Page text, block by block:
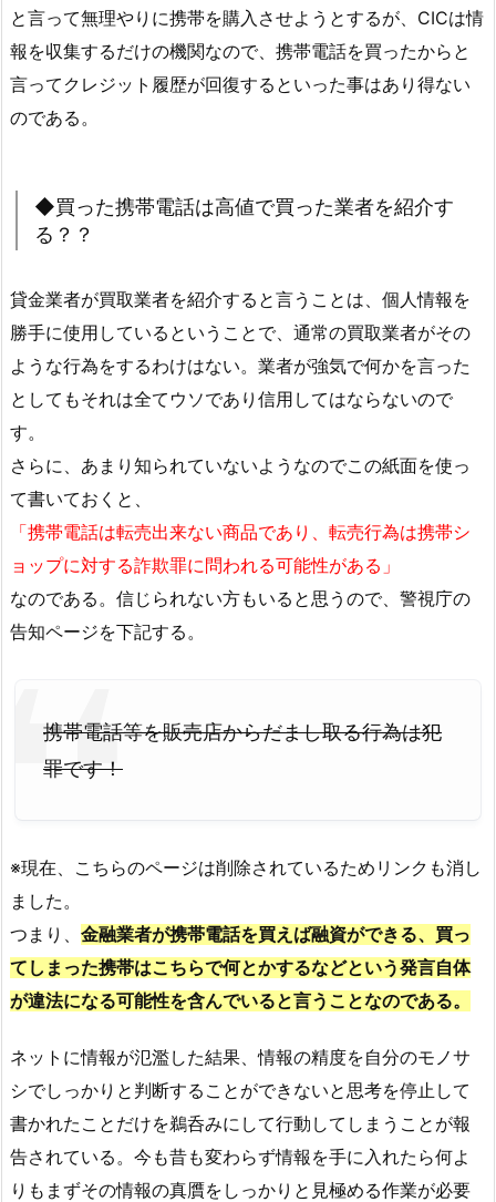
と言って無理やりに携帯を購入させようとするが、CICは情
報を収集するだけの機関なので、携帯電話を買ったからと
言ってクレジット履歴が回復するといった事はあり得ない
のである。
◆買った携帯電話は高値で買った業者を紹介す
る？？
貸金業者が買取業者を紹介すると言うことは、個人情報を
勝手に使用しているということで、通常の買取業者がその
ような行為をするわけはない。業者が強気で何かを言った
としてもそれは全てウソであり信用してはならないので
す。
さらに、あまり知られていないようなのでこの紙面を使っ
て書いておくと、
「携帯電話は転売出来ない商品であり、転売行為は携帯シ
ョップに対する詐欺罪に問われる可能性がある」
なのである。信じられない方もいると思うので、警視庁の
告知ページを下記する。
携帯電話等を販売店からだまし取る行為は犯
罪です！
※現在、こちらのページは削除されているためリンクも消し
ました。
つまり、 金融業者が携帯電話を買えば融資ができる、買っ
てしまった携帯はこちらで何とかするなどという発言自体
が違法になる可能性を含んでいると言うことなのである。
ネットに情報が氾濫した結果、情報の精度を自分のモノサ
シでしっかりと判断することができないと思考を停止して
書かれたことだけを鵜呑みにして行動してしまうことが報
告されている。今も昔も変わらず情報を手に入れたら何よ
りもまずその情報の真贋をしっかりと見極める作業が必要